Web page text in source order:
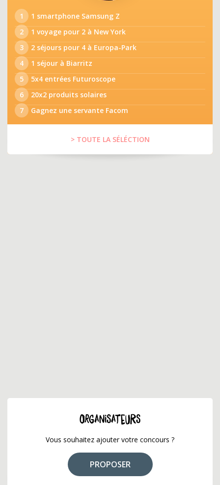
1
1 smartphone Samsung Z
2
1 voyage pour 2 à New York
3
2 séjours pour 4 à Europa-Park
4
1 séjour à Biarritz
5
5x4 entrées Futuroscope
6
20x2 produits solaires
7
Gagnez une servante Facom
> TOUTE LA SÉLÉCTION
ORGANISATEURS
Vous souhaitez ajouter votre concours ?
PROPOSER